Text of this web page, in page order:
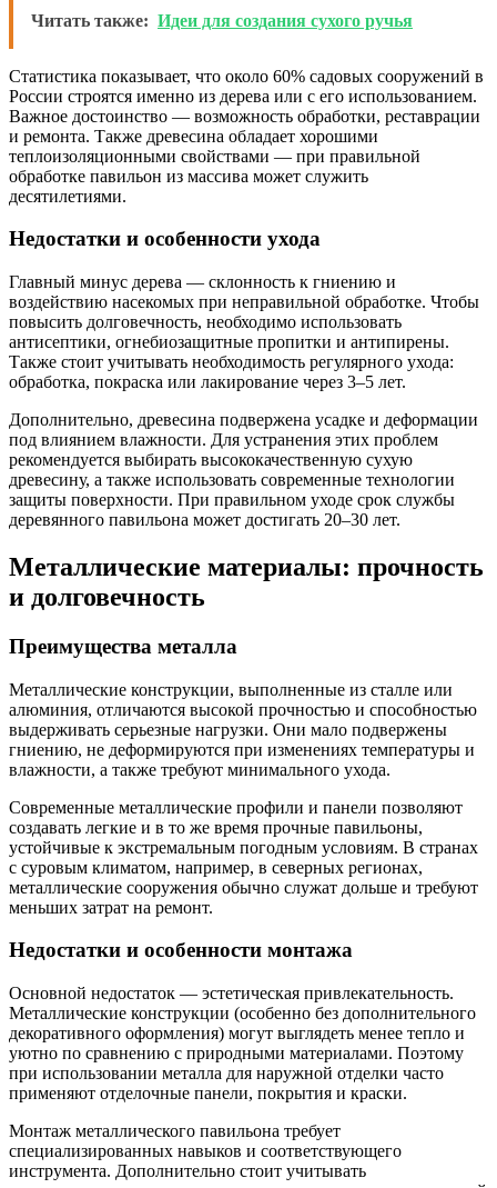
Читать также: Идеи для создания сухого ручья
Статистика показывает, что около 60% садовых сооружений в
России строятся именно из дерева или с его использованием.
Важное достоинство — возможность обработки, реставрации
и ремонта. Также древесина обладает хорошими
теплоизоляционными свойствами — при правильной
обработке павильон из массива может служить
десятилетиями.
Недостатки и особенности ухода
Главный минус дерева — склонность к гниению и
воздействию насекомых при неправильной обработке. Чтобы
повысить долговечность, необходимо использовать
антисептики, огнебиозащитные пропитки и антипирены.
Также стоит учитывать необходимость регулярного ухода:
обработка, покраска или лакирование через 3–5 лет.
Дополнительно, древесина подвержена усадке и деформации
под влиянием влажности. Для устранения этих проблем
рекомендуется выбирать высококачественную сухую
древесину, а также использовать современные технологии
защиты поверхности. При правильном уходе срок службы
деревянного павильона может достигать 20–30 лет.
Металлические материалы: прочность
и долговечность
Преимущества металла
Металлические конструкции, выполненные из сталле или
алюминия, отличаются высокой прочностью и способностью
выдерживать серьезные нагрузки. Они мало подвержены
гниению, не деформируются при изменениях температуры и
влажности, а также требуют минимального ухода.
Современные металлические профили и панели позволяют
создавать легкие и в то же время прочные павильоны,
устойчивые к экстремальным погодным условиям. В странах
с суровым климатом, например, в северных регионах,
металлические сооружения обычно служат дольше и требуют
меньших затрат на ремонт.
Недостатки и особенности монтажа
Основной недостаток — эстетическая привлекательность.
Металлические конструкции (особенно без дополнительного
декоративного оформления) могут выглядеть менее тепло и
уютно по сравнению с природными материалами. Поэтому
при использовании металла для наружной отделки часто
применяют отделочные панели, покрытия и краски.
Монтаж металлического павильона требует
специализированных навыков и соответствующего
инструмента. Дополнительно стоит учитывать